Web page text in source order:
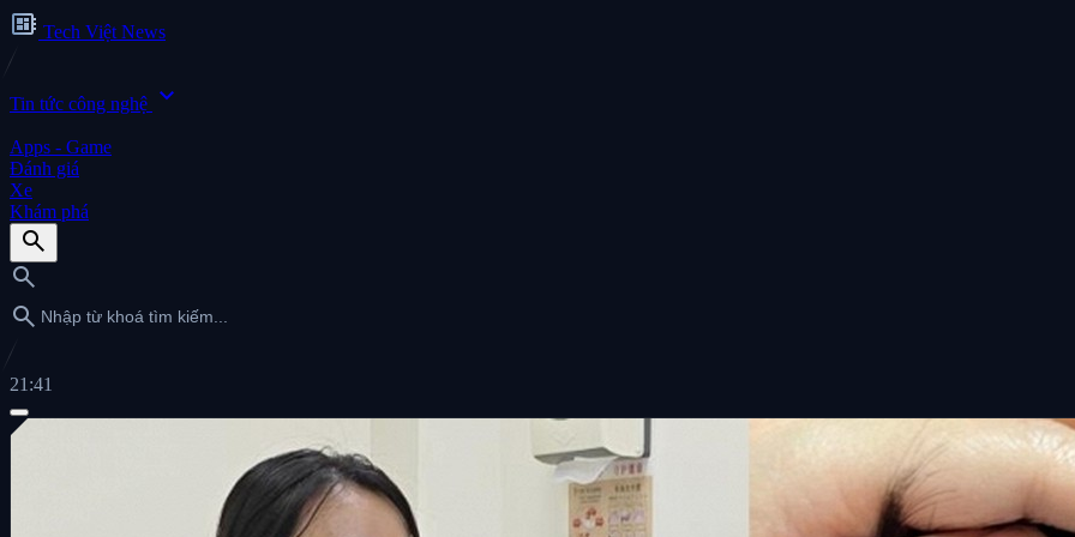
developer_board Tech Việt News
Tin tức công nghệ expand_more
Apps - Game
Đánh giá
Xe
Khám phá
search
search
search
21:41